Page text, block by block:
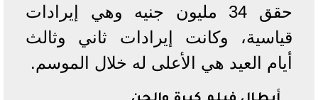
حقق 34 مليون جنيه وهي إيرادات
قياسية، وكانت إيرادات ثاني وثالث
أيام العيد هي الأعلى له خلال الموسم.